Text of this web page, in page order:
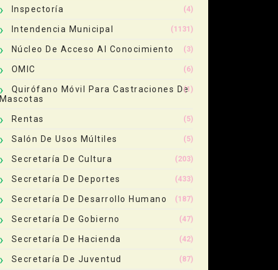
Inspectoría (4)
Intendencia Municipal (1131)
Núcleo De Acceso Al Conocimiento (3)
OMIC (6)
Quirófano Móvil Para Castraciones De
Mascotas
(1)
Rentas (5)
Salón De Usos Múltiles (5)
Secretaría De Cultura (203)
Secretaría De Deportes (433)
Secretaría De Desarrollo Humano (187)
Secretaría De Gobierno (47)
Secretaría De Hacienda (42)
Secretaría De Juventud (87)